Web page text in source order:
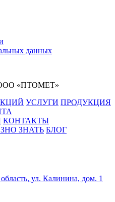
данных
ООО «ПТОМЕТ»
УСЛУГИ ПРОДУКЦИЯ
КОНТАКТЫ
ЗНАТЬ БЛОГ
ул. Калинина, дом. 1